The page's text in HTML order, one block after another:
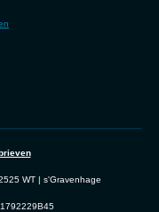
WT | s'Gravenhage